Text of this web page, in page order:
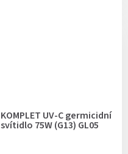
KOMPLET UV-C germicidní
svítidlo 75W (G13) GL05